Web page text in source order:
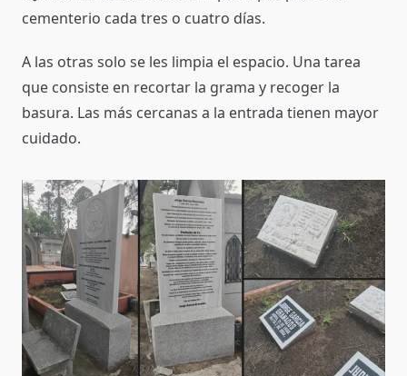
cementerio cada tres o cuatro días.
A las otras solo se les limpia el espacio. Una tarea
que consiste en recortar la grama y recoger la
basura. Las más cercanas a la entrada tienen mayor
cuidado.